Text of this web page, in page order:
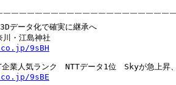
￣￣￣￣￣￣￣￣￣￣￣￣￣￣￣￣￣￣￣￣
データ化で確実に継承へ
9sBH
9sBE